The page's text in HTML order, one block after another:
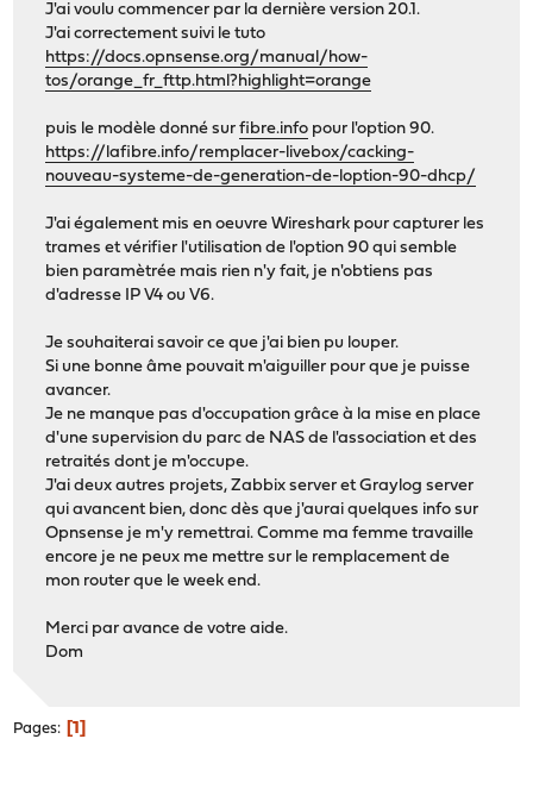
J'ai voulu commencer par la dernière version 20.1.
J'ai correctement suivi le tuto
https://docs.opnsense.org/manual/how-
tos/orange_fr_fttp.html?highlight=orange
puis le modèle donné surfibre.info pour l'option 90.
https://lafibre.info/remplacer-livebox/cacking-
nouveau-systeme-de-generation-de-loption-90-dhcp/
J'ai également mis en oeuvre Wireshark pour capturer les
trames et vérifier l'utilisation de l'option 90 qui semble
bien paramètrée mais rien n'y fait, je n'obtiens pas
d'adresse IP V4 ou V6.
Je souhaiterai savoir ce que j'ai bien pu louper.
Si une bonne âme pouvait m'aiguiller pour que je puisse
avancer.
Je ne manque pas d'occupation grâce à la mise en place
d'une supervision du parc de NAS de l'association et des
retraités dont je m'occupe.
J'ai deux autres projets, Zabbix server et Graylog server
qui avancent bien, donc dès que j'aurai quelques info sur
Opnsense je m'y remettrai. Comme ma femme travaille
encore je ne peux me mettre sur le remplacement de
mon router que le week end.
Merci par avance de votre aide.
Dom
Pages 1